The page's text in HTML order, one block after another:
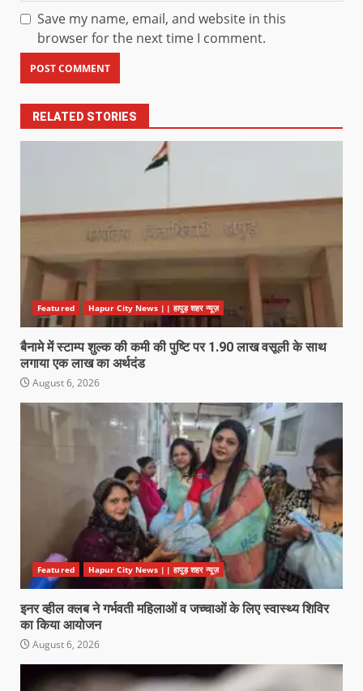
Save my name, email, and website in this
browser for the next time I comment.
RELATED STORIES
Featured Hapur City News || हापुड़ शहर न्यूज़
बैनामे में स्टाम्प शुल्क की कमी की पुष्टि पर 1.90 लाख वसूली के साथ
लगाया एक लाख का अर्थदंड
August 6, 2026
Featured Hapur City News || हापुड़ शहर न्यूज़
इनर व्हील क्लब ने गर्भवती महिलाओं व जच्चाओं के लिए स्वास्थ्य शिविर
का किया आयोजन
August 6, 2026